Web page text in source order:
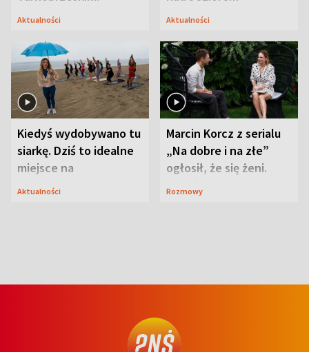
Przyrodnicy zwracają
Aktualności
Tarnobrzeskim
Aktualności
Kiedyś wydobywano tu
siarkę. Dziś to idealne
miejsce na
wypoczynek
Aktualności
Marcin Korcz z serialu
„Na dobre i na złe”
ogłosił, że się żeni.
Zdradził, co zmienił
Rozmowy